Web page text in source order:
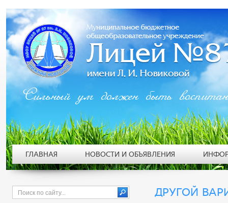
ДРУГОЙ
Сильный ум должен быть
ГЛАВНАЯ НОВОСТИ И ОБЪЯВЛЕНИЯ